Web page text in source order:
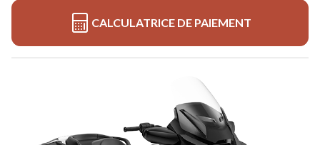
CALCULATRICE DE PAIEMENT